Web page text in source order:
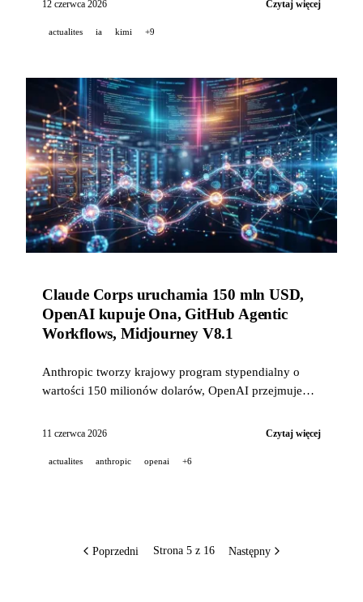
udostępnia swoje wagi z darmowym endpointem GPU
12 czerwca 2026 Czytaj więcej
actualites ia kimi +9
Claude Corps uruchamia 150 mln USD,
OpenAI kupuje Ona, GitHub Agentic
Workflows, Midjourney V8.1
Anthropic tworzy krajowy program stypendialny o
wartości 150 milionów dolarów, OpenAI przejmuje
dla agentów Codex, GitHub udostępnia Agentic
się modelem domyślnym.
11 czerwca 2026 Czytaj więcej
actualites anthropic openai +6
Poprzedni Strona 5 z 16 Następny